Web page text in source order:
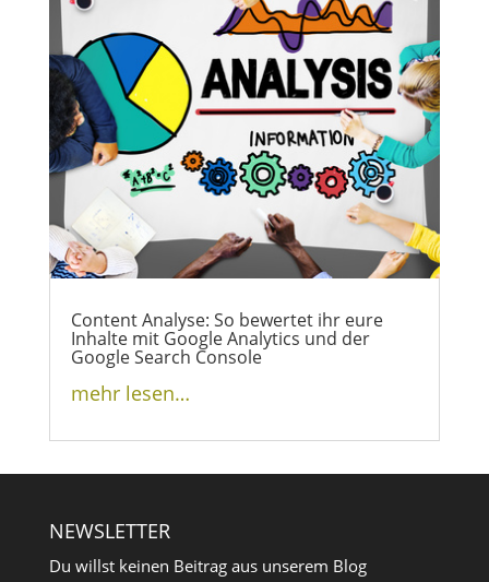
Content Analyse: So bewertet ihr eure
Inhalte mit Google Analytics und der
Google Search Console
mehr lesen…
NEWSLETTER
Du willst keinen Beitrag aus unserem Blog